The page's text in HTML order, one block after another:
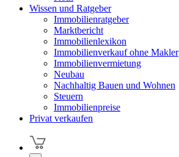
Wissen und Ratgeber
Immobilienratgeber
Marktbericht
Immobilienlexikon
Immobilienverkauf ohne Makler
Immobilienvermietung
Neubau
Nachhaltig Bauen und Wohnen
Steuern
Immobilienpreise
Privat verkaufen